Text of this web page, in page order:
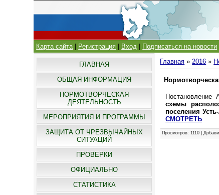
Карта сайта| Регистрация Вход Подписаться на новости
ГЛАВНАЯ
ОБЩАЯ ИНФОРМАЦИЯ
НОРМОТВОРЧЕСКАЯ
ДЕЯТЕЛЬНОСТЬ
МЕРОПРИЯТИЯ И ПРОГРАММЫ
ЗАЩИТА ОТ ЧРЕЗВЫЧАЙНЫХ
СИТУАЦИЙ
ПРОВЕРКИ
ОФИЦИАЛЬНО
СТАТИСТИКА
Главная »2016 »
Постановление
схемы
поселения
СМОТРЕТЬ
Просмотров: 1110 |